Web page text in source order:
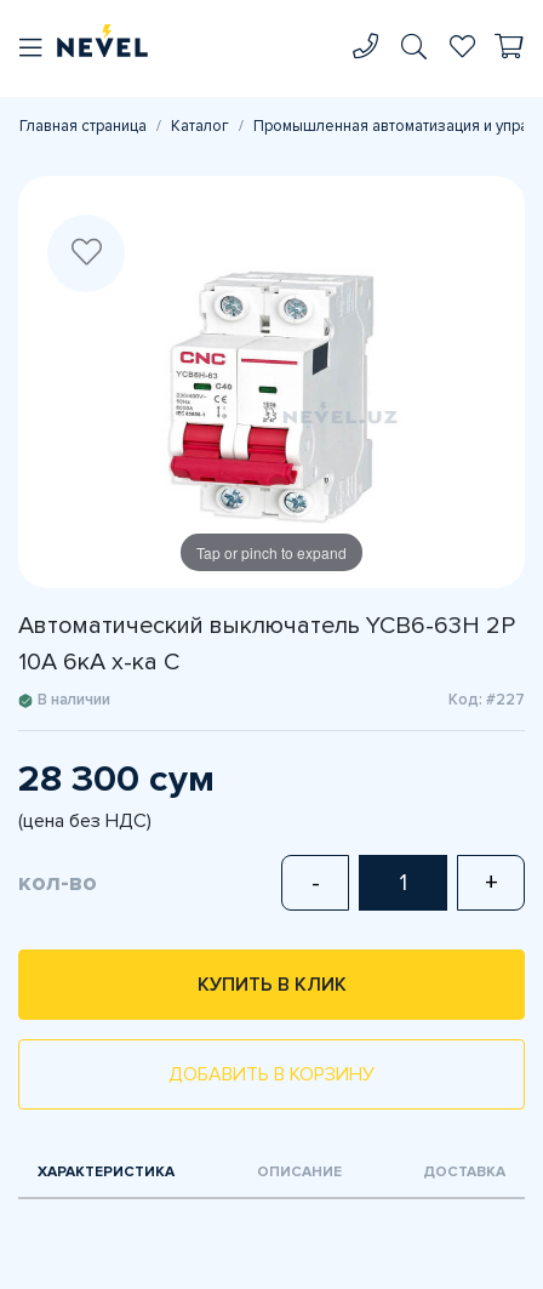
Главная страница Каталог Промышленная автоматизация и
Tap or pinch to expand
Автоматический выключатель YCB6-63H 2P
10A 6кА х-ка С
В наличии Код: #227
28 300 сум
(цена без НДС)
кол-во - +
КУПИТЬ В КЛИК
ДОБАВИТЬ В КОРЗИНУ
ХАРАКТЕРИСТИКА ОПИСАНИЕ ДОСТАВКА